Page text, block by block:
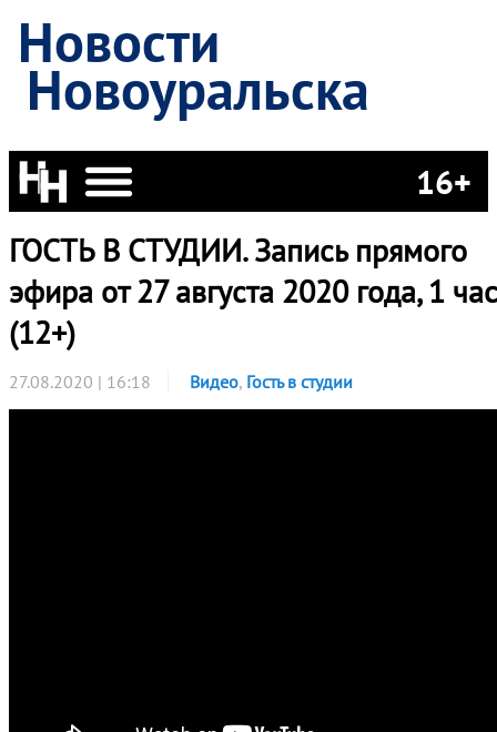
Новости
Новоуральска
16+
ГОСТЬ В СТУДИИ. Запись прямого
эфира от 27 августа 2020 года, 1
(12+)
27.08.2020 | 16:18 Видео, Гость в студии